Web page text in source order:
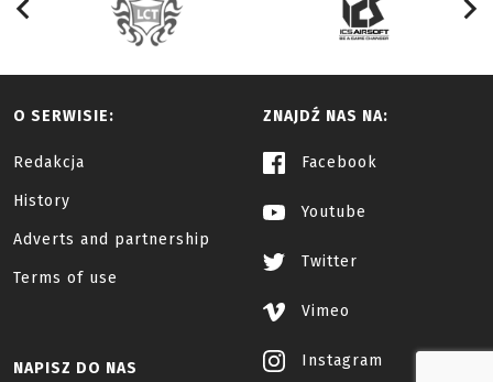
O SERWISIE:
Redakcja
History
Adverts and partnership
Terms of use
ZNAJDŹ NAS NA:
Facebook
Youtube
Twitter
Vimeo
Instagram
NAPISZ DO NAS